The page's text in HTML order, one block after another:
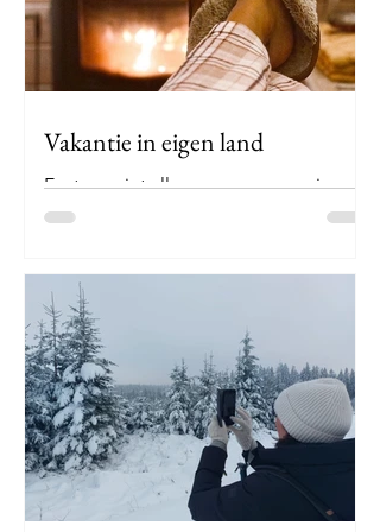
tegenstaande dat Westerlo in de
provincie Antwerpen ligt begint mijn
verhaal van vandaag toch in Limburg.
Nabij Hechtel-Eksel, in de provincie
Vakantie in eigen land
Er staan niet alleen maar verre reizen
op mijn planning: ik ben ook
eigen land. De Ardennen zijn...